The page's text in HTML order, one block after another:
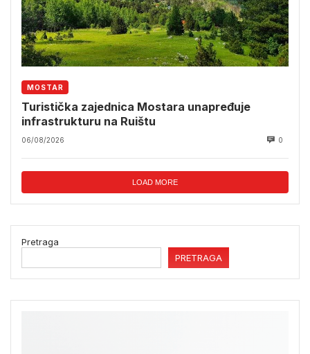
MOSTAR
Turistička zajednica Mostara unapređuje
infrastrukturu na Ruištu
06/08/2026 0
LOAD MORE
Pretraga
PRETRAGA